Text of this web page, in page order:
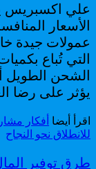
علي اكسبريس
الأسعار
عمولات جيدة
التي تُباع
الشحن الطويل
يؤثر على رضا
اقرأ أيضا أفكار
للانطلاق نحو النجاح
طرق توفير